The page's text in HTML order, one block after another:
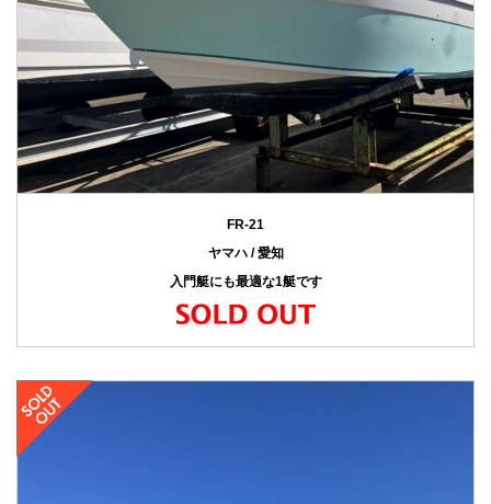
FR-21
ヤマハ / 愛知
入門艇にも最適な1艇です